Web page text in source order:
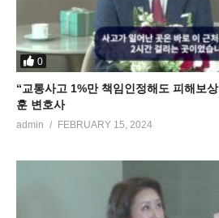
0
“교통사고 1%만 책임인정해도 피해보
훈 변호사
admin FEBRUARY 15, 2024